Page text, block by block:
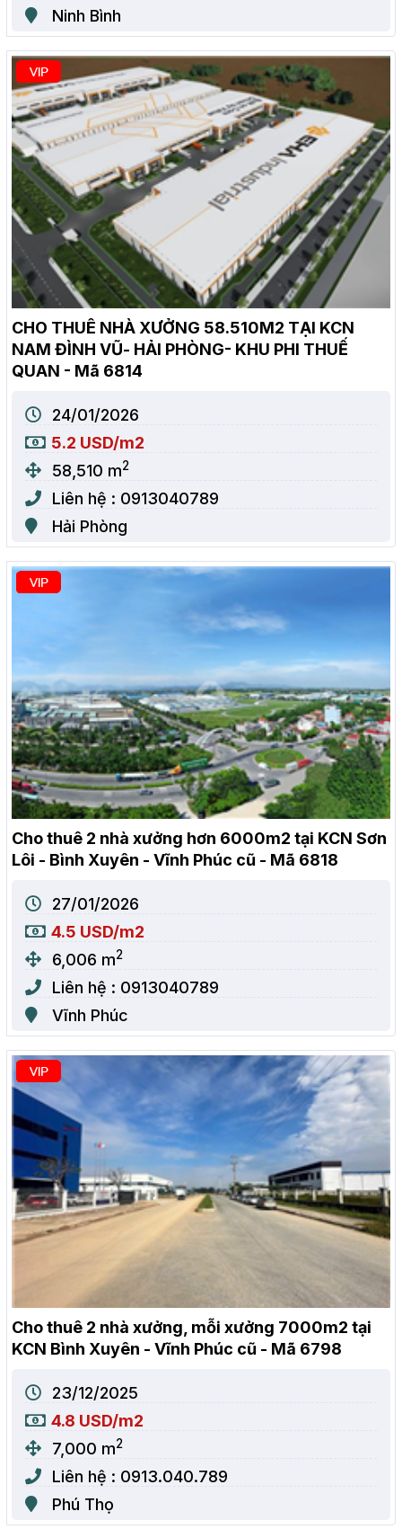
Ninh Bình
CHO THUÊ NHÀ XƯỞNG 58.510M2 TẠI KCN
NAM ĐÌNH VŨ- HẢI PHÒNG- KHU PHI THUẾ
QUAN - Mã 6814
24/01/2026
5.2 USD/m2
58,510 m2
Liên hệ : 0913040789
Hải Phòng
Cho thuê 2 nhà xưởng hơn 6000m2 tại KCN Sơn
Lôi - Bình Xuyên - Vĩnh Phúc cũ - Mã 6818
27/01/2026
4.5 USD/m2
6,006 m2
Liên hệ : 0913040789
Vĩnh Phúc
Cho thuê 2 nhà xưởng, mỗi xưởng 7000m2 tại
KCN Bình Xuyên - Vĩnh Phúc cũ - Mã 6798
23/12/2025
4.8 USD/m2
7,000 m2
Liên hệ : 0913.040.789
Phú Thọ